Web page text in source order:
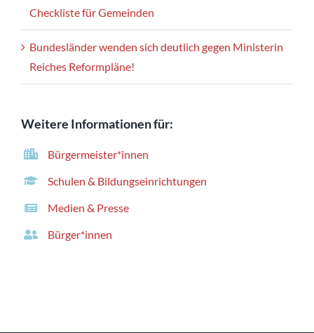
Checkliste für Gemeinden
Bundesländer wenden sich deutlich gegen Ministerin
Reiches Reformpläne!
Weitere Informationen für:
Bürgermeister*innen
Schulen & Bildungseinrichtungen
Medien & Presse
Bürger*innen